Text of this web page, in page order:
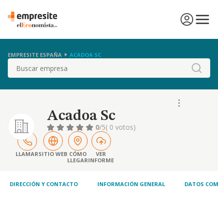
EMPRESITE ESPAÑA ACADOA SC
Buscar
Acadoa Sc
0/5( 0 votos)
LLAMARSITIO WEB CÓMO
LLEGAR
VER
INFORME
DIRECCIÓN Y CONTACTO INFORMACIÓN GENERAL DATOS